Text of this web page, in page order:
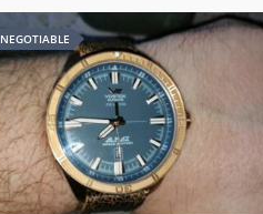
NEGOTIABLE